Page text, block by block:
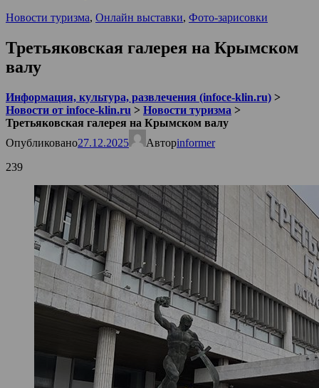
Новости туризма, Онлайн выставки, Фото-зарисовки
Третьяковская галерея на Крымском
валу
Информация, культура, развлечения (infoce-klin.ru) >
Новости от infoce-klin.ru > Новости туризма >
Третьяковская галерея на Крымском валу
Опубликовано27.12.2025 Авторinformer
239